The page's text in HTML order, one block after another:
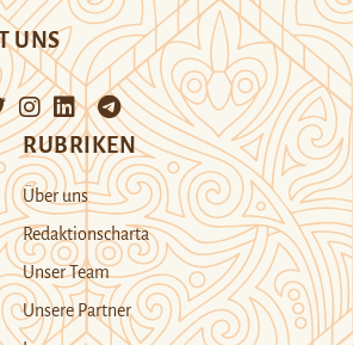
UNS
RUBRIKEN
Über uns
Redaktionscharta
Unser Team
Unsere Partner